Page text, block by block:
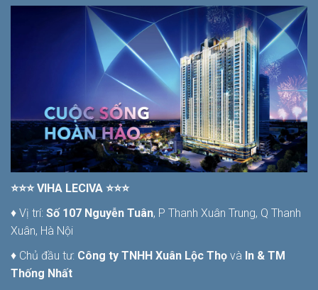
⭐⭐⭐ VIHA LECIVA ⭐⭐⭐
♦ Vị trí: Số 107 Nguyễn Tuân, P Thanh Xuân Trung, Q Thanh
Xuân, Hà Nội
♦ Chủ đầu tư: Công ty TNHH Xuân Lộc Thọ và In & TM
Thống Nhất